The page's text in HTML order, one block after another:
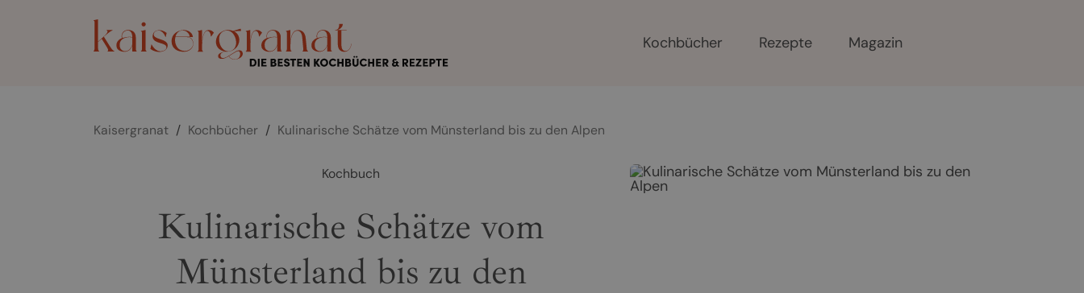
Kochbücher Rezepte Magazin
Kaisergranat / Kochbücher / Kulinarische Schätze vom Münsterland bis zu den Alpen
Kochbuch
Kulinarische Schätze vom
Münsterland bis zu den